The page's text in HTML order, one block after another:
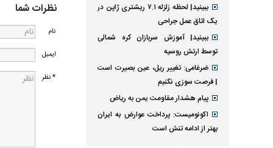
نظرات شما
نام
ایمیل
* نظر
ببینید| لحظه زلزله ۷.۱ ریشتری ژاپن در
یک اتاق عمل جراحی
ببینید| آموزش سربازان کره شمالی
توسط ارتش روسیه
ضرغامی: تغییر ریل، عین بصیرت است
| فرصت سوزی نکنیم
پیام هشدار مقاومت یمن به ریاض
اکونومیست: پرداخت عوارض به ایران
بهتر از ادامه تنش است